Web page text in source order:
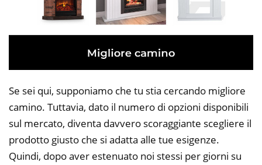
Se sei qui, supponiamo che tu stia cercando migliore
camino. Tuttavia, dato il numero di opzioni disponibili
sul mercato, diventa davvero scoraggiante scegliere il
prodotto giusto che si adatta alle tue esigenze.
Quindi, dopo aver estenuato noi stessi per giorni su